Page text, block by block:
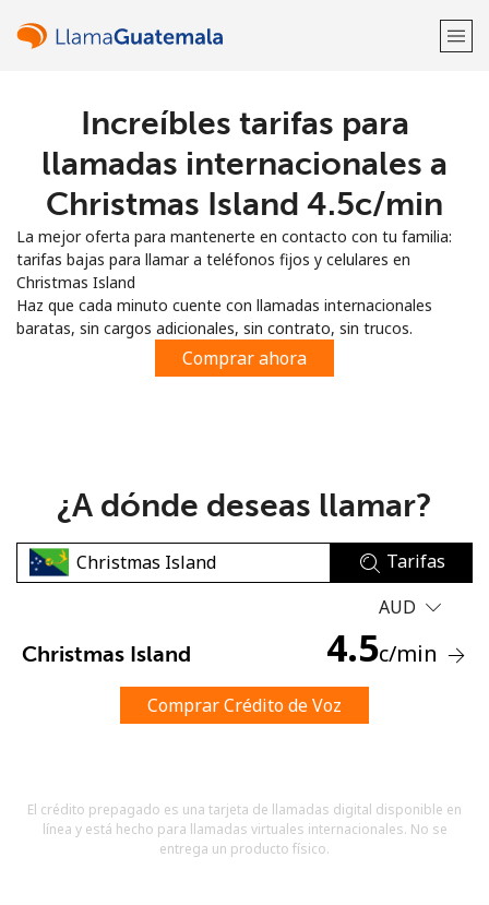
¡Bienvenido!
Regístrate con
o
No se ha creado una contraseña
Mínimo 8 caracteres
Una letra mayúscula y una minúscula
Increíbles tarifas para
llamadas internacionales a
Christmas Island ⁦4.5c⁩/min
La mejor oferta para mantenerte en contacto con tu familia:
tarifas bajas para llamar a teléfonos fijos y celulares en
Christmas Island
Haz que cada minuto cuente con llamadas internacionales
baratas, sin cargos adicionales, sin contrato, sin trucos.
Comprar ahora
¿A dónde deseas llamar?
Tarifas
AUD
Christmas Island 4.5c/min
Comprar Crédito de Voz
El crédito prepagado es una tarjeta de llamadas digital disponible en
línea y está hecho para llamadas virtuales internacionales. No se
entrega un producto físico.